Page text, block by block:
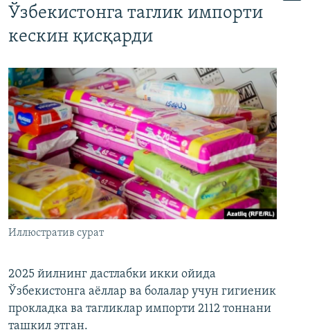
Ўзбекистонга таглик импорти
кескин қисқарди
Иллюстратив сурат
2025 йилнинг дастлабки икки ойида
Ўзбекистонга аёллар ва болалар учун гигиеник
прокладка ва тагликлар импорти 2112 тоннани
ташкил этган.